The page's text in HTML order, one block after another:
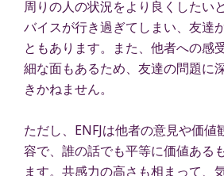
周りの人の状況をより良くしたい
バイスが行き過ぎてしまい、友達
ともあります。また、他者への感
細な面もあるため、友達の問題に
きかねません。
ただし、ENFJは他者の意見や価
容で、誰の話でも平等に価値ある
ます。共感力の高さも相まって、